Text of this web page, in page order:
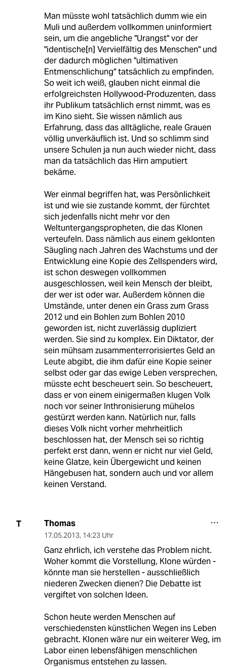
Man müsste wohl tatsächlich dumm wie ein
Muli und außerdem vollkommen uninformiert
sein, um die angebliche "Urangst" vor der
"identische[n] Vervielfältig des Menschen" und
der dadurch möglichen "ultimativen
Entmenschlichung" tatsächlich zu empfinden.
So weit ich weiß, glauben nicht einmal die
erfolgreichsten Hollywood-Produzenten, dass
ihr Publikum tatsächlich ernst nimmt, was es
im Kino sieht. Sie wissen nämlich aus
Erfahrung, dass das alltägliche, reale Grauen
völlig unverkäuflich ist. Und so schlimm sind
unsere Schulen ja nun auch wieder nicht, dass
man da tatsächlich das Hirn amputiert
bekäme.
Wer einmal begriffen hat, was Persönlichkeit
ist und wie sie zustande kommt, der fürchtet
sich jedenfalls nicht mehr vor den
Weltuntergangspropheten, die das Klonen
verteufeln. Dass nämlich aus einem geklonten
Säugling nach Jahren des Wachstums und der
Entwicklung eine Kopie des Zellspenders wird,
ist schon deswegen vollkommen
ausgeschlossen, weil kein Mensch der bleibt,
der wer ist oder war. Außerdem können die
Umstände, unter denen ein Grass zum Grass
2012 und ein Bohlen zum Bohlen 2010
geworden ist, nicht zuverlässig dupliziert
werden. Sie sind zu komplex. Ein Diktator, der
sein mühsam zusammenterrorisiertes Geld an
Leute abgibt, die ihm dafür eine Kopie seiner
selbst oder gar das ewige Leben versprechen,
müsste echt bescheuert sein. So bescheuert,
dass er von einem einigermaßen klugen Volk
noch vor seiner Inthronisierung mühelos
gestürzt werden kann. Natürlich nur, falls
dieses Volk nicht vorher mehrheitlich
beschlossen hat, der Mensch sei so richtig
perfekt erst dann, wenn er nicht nur viel Geld,
keine Glatze, kein Übergewicht und keinen
Hängebusen hat, sondern auch und vor allem
keinen Verstand.
T Thomas
17.05.2013, 14:23 Uhr
Ganz ehrlich, ich verstehe das Problem nicht.
Woher kommt die Vorstellung, Klone würden -
könnte man sie herstellen - ausschließlich
niederen Zwecken dienen? Die Debatte ist
vergiftet von solchen Ideen.
Schon heute werden Menschen auf
verschiedensten künstlichen Wegen ins Leben
gebracht. Klonen wäre nur ein weiterer Weg, im
Labor einen lebensfähigen menschlichen
Organismus entstehen zu lassen.